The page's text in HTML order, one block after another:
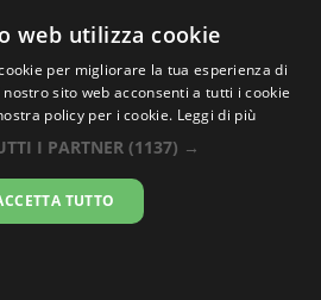
.co
Thongwa
web utilizza cookie
per migliorare la tua esperienza di
sito web acconsenti a tutti i cookie
policy per i cookie. Leggi di più
I PARTNER (1137) →
TUTTO